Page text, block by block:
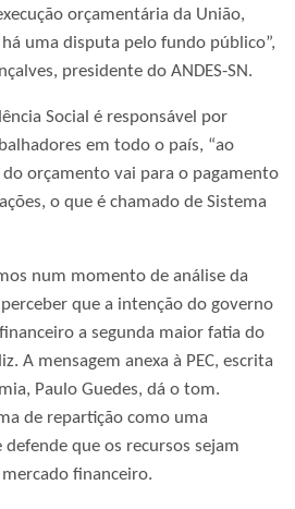
orçamentária da União,
uma disputa pelo fundo público”,
presidente do ANDES-SN.
Social é responsável por
em todo o país, “ao
orçamento vai para o pagamento
o que é chamado de Sistema
num momento de análise da
perceber que a intenção do governo
a segunda maior fatia do
A mensagem anexa à PEC, escrita
Paulo Guedes, dá o tom.
de repartição como uma
defende que os recursos sejam
financeiro.